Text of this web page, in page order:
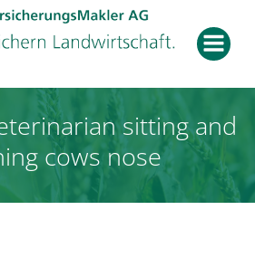
Zum
Inhalt
springen
sitting and
cows nose